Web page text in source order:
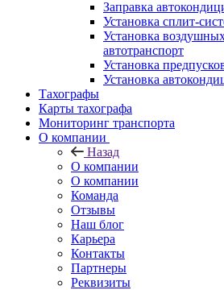
Заправка
Установка сплит-
Установка
автотранспорт
Установка
Установка
Тахографы
Карты тахографа
Мониторинг транспорта
О компании
Назад
О компании
О компании
Команда
Отзывы
Наш блог
Карьера
Контакты
Партнеры
Реквизиты